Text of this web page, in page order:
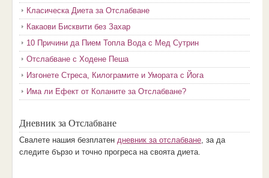
Класическа Диета за Отслабване
Какаови Бисквити без Захар
10 Причини да Пием Топла Вода с Мед Сутрин
Отслабване с Ходене Пеша
Изгонете Стреса, Килограмите и Умората с Йога
Има ли Ефект от Коланите за Отслабване?
Дневник за Отслабване
Свалете нашия безплатен дневник за отслабване, за да
следите бързо и точно прогреса на своята диета.